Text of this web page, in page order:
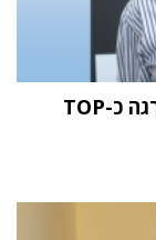
מחקר STKI השנתי: וואן טכנולוגיות דורגה כ-TOP